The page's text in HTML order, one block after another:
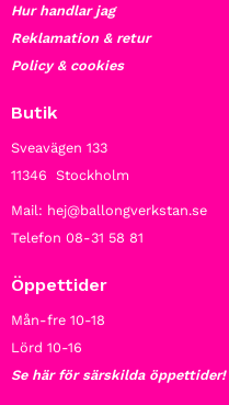
Hur handlar jag
Reklamation & retur
Policy & cookies
Butik
Sveavägen 133
11346 Stockholm
Mail: hej@ballongverkstan.se
Telefon 08-31 58 81
Öppettider
Mån-fre 10-18
Lörd 10-16
Se här för särskilda öppettider!